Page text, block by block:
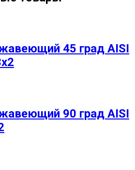
45 град AISI
90 град AISI